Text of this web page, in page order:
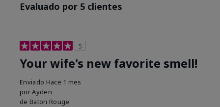
Evaluado por 5 clientes
5
Your wife's new favorite smell!
Enviado Hace 1 mes
porAyden
de Baton Rouge